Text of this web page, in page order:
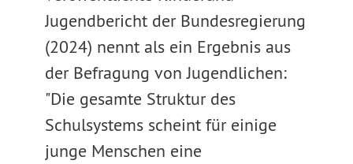
Jugendbericht der Bundesregierung
(2024) nennt als ein Ergebnis aus
der Befragung von Jugendlichen:
"Die gesamte Struktur des
Schulsystems scheint für einige
junge Menschen eine